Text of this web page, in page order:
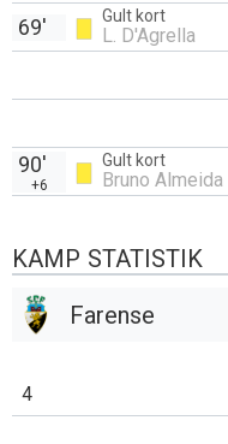
Gult kort
L. D'Agrella
69'
Gult kort
Bruno Almeida
90'
+6
KAMP STATISTIK
Farense
4